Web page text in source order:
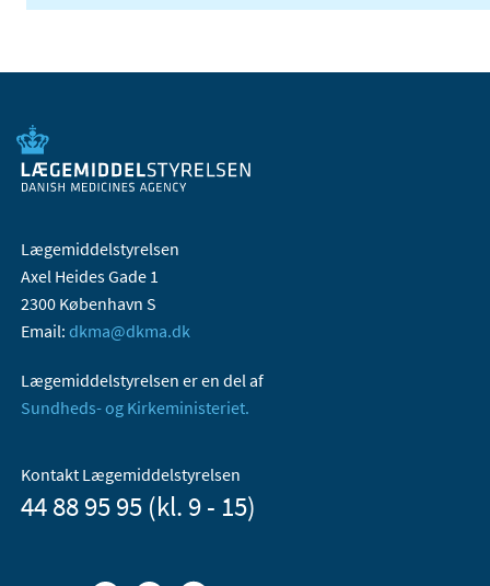
Lægemiddelstyrelsen
Axel Heides Gade 1
2300 København S
Email: dkma@dkma.dk
Lægemiddelstyrelsen er en del af
Sundheds- og Kirkeministeriet.
Kontakt Lægemiddelstyrelsen
44 88 95 95 (kl. 9 - 15)